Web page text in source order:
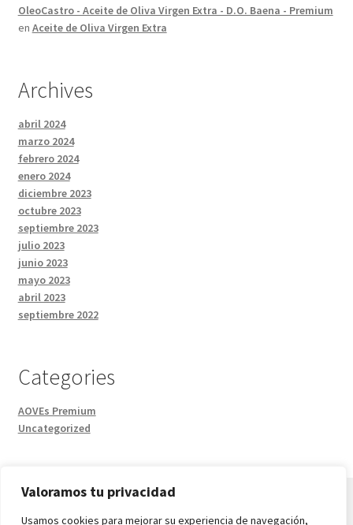
Valoramos tu privacidad
Usamos cookies para mejorar su experiencia de navegación,
OleoCastro - Aceite de Oliva Virgen Extra - D.O. Baena - Premium
en Aceite de Oliva Virgen Extra
Archives
abril 2024
marzo 2024
febrero 2024
enero 2024
diciembre 2023
octubre 2023
septiembre 2023
julio 2023
junio 2023
mayo 2023
abril 2023
septiembre 2022
Categories
AOVEs Premium
Uncategorized